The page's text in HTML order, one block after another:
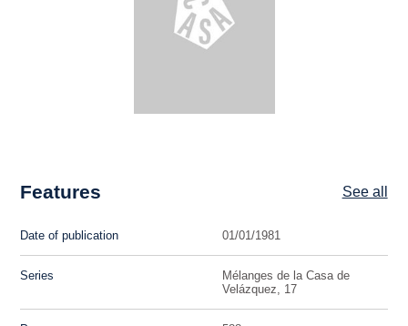
Features See all
Date of publication 01/01/1981
Series
Mélanges de la Casa de
Velázquez, 17